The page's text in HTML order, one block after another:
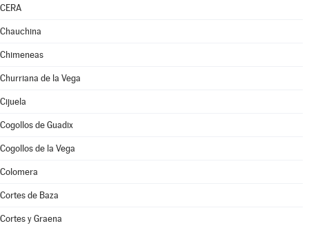
CERA
Chauchina
Chimeneas
Churriana de la Vega
Cijuela
Cogollos de Guadix
Cogollos de la Vega
Colomera
Cortes de Baza
Cortes y Graena